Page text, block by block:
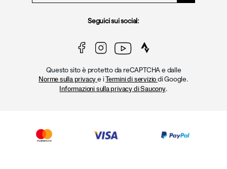
Seguici sui social:
Questo sito è protetto da reCAPTCHA e dalle
Norme sulla privacy e i Termini di servizio di Google.
Informazioni sulla privacy di Saucony.